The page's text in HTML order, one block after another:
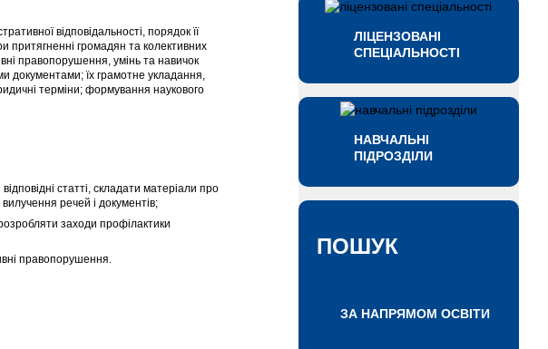
ЛІЦЕНЗОВАНІ
СПЕЦІАЛЬНОСТІ
НАВЧАЛЬНІ
ПІДРОЗДІЛИ
ПОШУК
ЗА НАПРЯМОМ ОСВІТИ
відповідальності, порядок її
притягненні громадян та колективних
правопорушення, умінь та навичок
документами; їх грамотне укладання,
терміни; формування наукового
статті, складати матеріали про
речей і документів;
заходи профілактики
правопорушення.